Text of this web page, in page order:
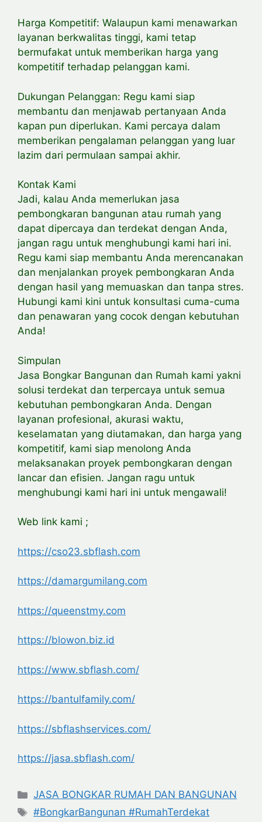
Harga Kompetitif: Walaupun kami menawarkan
layanan berkwalitas tinggi, kami tetap
bermufakat untuk memberikan harga yang
kompetitif terhadap pelanggan kami.
Dukungan Pelanggan: Regu kami siap
membantu dan menjawab pertanyaan Anda
kapan pun diperlukan. Kami percaya dalam
memberikan pengalaman pelanggan yang luar
lazim dari permulaan sampai akhir.
Kontak Kami
Jadi, kalau Anda memerlukan jasa
pembongkaran bangunan atau rumah yang
dapat dipercaya dan terdekat dengan Anda,
jangan ragu untuk menghubungi kami hari ini.
Regu kami siap membantu Anda merencanakan
dan menjalankan proyek pembongkaran Anda
dengan hasil yang memuaskan dan tanpa stres.
Hubungi kami kini untuk konsultasi cuma-cuma
dan penawaran yang cocok dengan kebutuhan
Anda!
Simpulan
Jasa Bongkar Bangunan dan Rumah kami yakni
solusi terdekat dan terpercaya untuk semua
kebutuhan pembongkaran Anda. Dengan
layanan profesional, akurasi waktu,
keselamatan yang diutamakan, dan harga yang
kompetitif, kami siap menolong Anda
melaksanakan proyek pembongkaran dengan
lancar dan efisien. Jangan ragu untuk
menghubungi kami hari ini untuk mengawali!
Web link kami ;
https://cso23.sbflash.com
https://damargumilang.com
https://queenstmy.com
https://blowon.biz.id
https://www.sbflash.com/
https://bantulfamily.com/
https://sbflashservices.com/
https://jasa.sbflash.com/
Categories
JASA BONGKAR RUMAH DAN BANGUNAN
Tags
#BongkarBangunan #RumahTerdekat